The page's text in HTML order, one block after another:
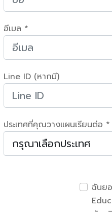
อีเมล *
Line ID (หากมี)
ประเทศที่คุณวางแผนเรียนต่อ *
ฉันย